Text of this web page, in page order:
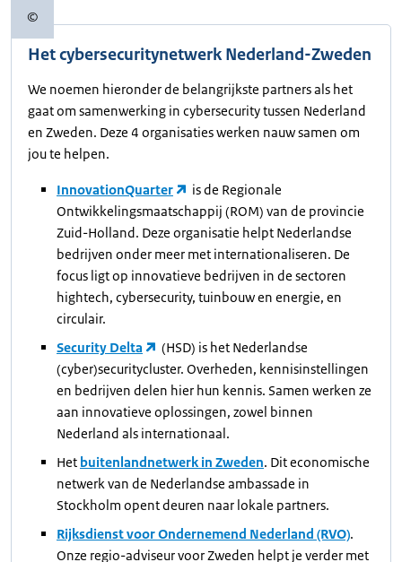
©Copyrightinformatie
Het cybersecuritynetwerk Nederland-Zweden
We noemen hieronder de belangrijkste partners als het
gaat om samenwerking in cybersecurity tussen Nederland
en Zweden. Deze 4 organisaties werken nauw samen om
jou te helpen.
InnovationQuarter
is de Regionale
Ontwikkelingsmaatschappij (ROM) van de provincie
Zuid-Holland. Deze organisatie helpt Nederlandse
bedrijven onder meer met internationaliseren. De
focus ligt op innovatieve bedrijven in de sectoren
hightech, cybersecurity, tuinbouw en energie, en
circulair.
Security Delta
(HSD) is het Nederlandse
(cyber)securitycluster. Overheden, kennisinstellingen
en bedrijven delen hier hun kennis. Samen werken ze
aan innovatieve oplossingen, zowel binnen
Nederland als internationaal.
Het buitenlandnetwerk in Zweden. Dit economische
netwerk van de Nederlandse ambassade in
Stockholm opent deuren naar lokale partners.
Rijksdienst voor Ondernemend Nederland (RVO).
Onze regio-adviseur voor Zweden helpt je verder met